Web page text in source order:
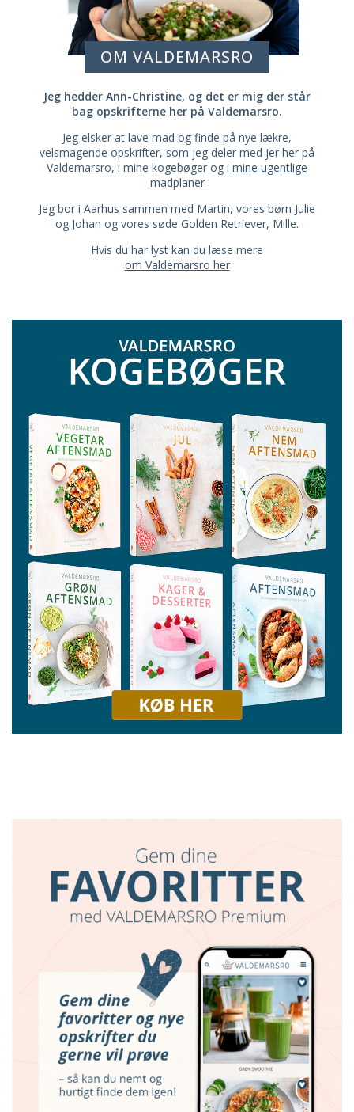
OM VALDEMARSRO
Jeg hedder Ann-Christine, og det er mig der står
bag opskrifterne her på Valdemarsro.
Jeg elsker at lave mad og finde på nye lækre,
velsmagende opskrifter, som jeg deler med jer her på
Valdemarsro, i mine kogebøger og i mine ugentlige
madplaner
Jeg bor i Aarhus sammen med Martin, vores børn Julie
og Johan og vores søde Golden Retriever, Mille.
Hvis du har lyst kan du læse mere
om Valdemarsro her